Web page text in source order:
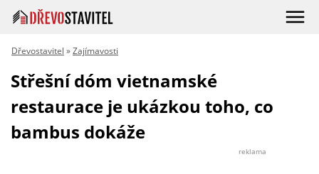
Dřevostavitel »Zajímavosti
Střešní dóm vietnamské
restaurace je ukázkou toho, co
bambus dokáže
reklama